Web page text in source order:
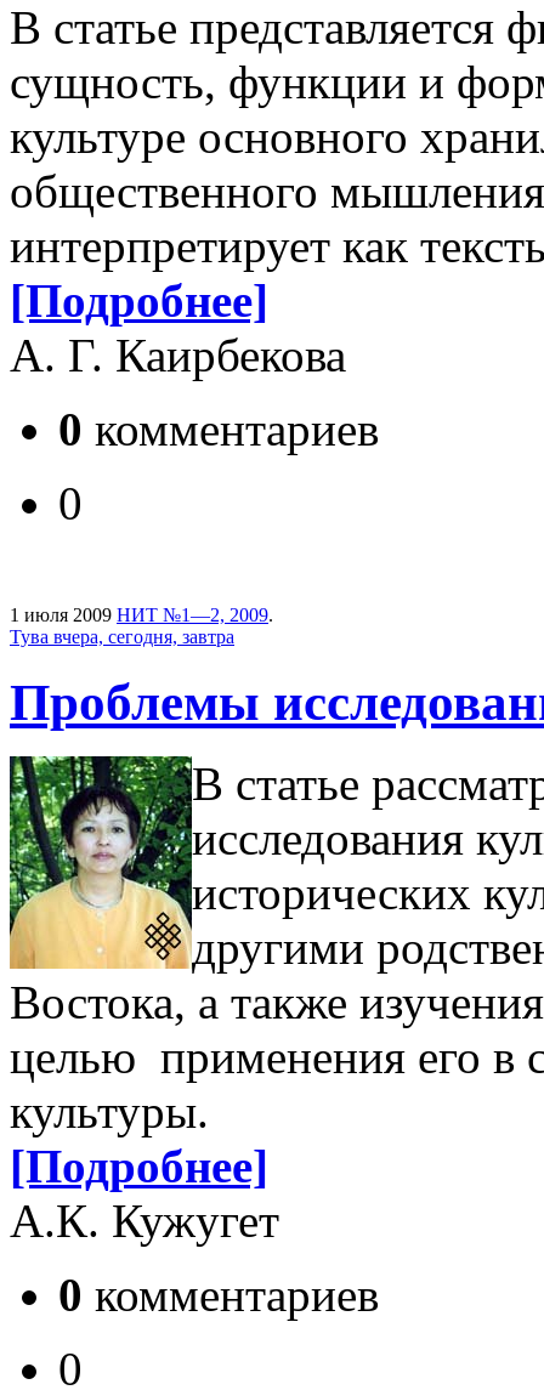
В статье представляется
сущность, функции и
культуре основного
общественного
интерпретирует как
[Подробнее]
А. Г. Каирбекова
0 комментариев
0
1 июля 2009 НИТ №1—2, 2009.
Тува вчера, сегодня, завтра
Проблемы
В статье
исследования
исторических
другими
Востока, а также
целью применения его в
культуры.
[Подробнее]
А.К. Кужугет
0 комментариев
0